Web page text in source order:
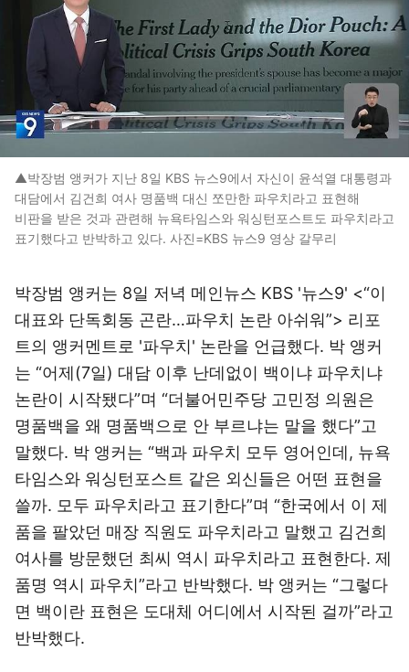
▲박장범 앵커가 지난 8일 KBS 뉴스9에서 자신이 윤석열 대통령과
대담에서 김건희 여사 명품백 대신 쪼만한 파우치라고 표현해
비판을 받은 것과 관련해 뉴욕타임스와 워싱턴포스트도 파우치라고
표기했다고 반박하고 있다. 사진=KBS 뉴스9 영상 갈무리
박장범 앵커는 8일 저녁 메인뉴스 KBS '뉴스9' <“이
대표와 단독회동 곤란…파우치 논란 아쉬워”> 리포
트의 앵커멘트로 '파우치' 논란을 언급했다. 박 앵커
는 “어제(7일) 대담 이후 난데없이 백이냐 파우치냐
논란이 시작됐다”며 “더불어민주당 고민정 의원은
명품백을 왜 명품백으로 안 부르냐는 말을 했다”고
말했다. 박 앵커는 “백과 파우치 모두 영어인데, 뉴욕
타임스와 워싱턴포스트 같은 외신들은 어떤 표현을
쓸까. 모두 파우치라고 표기한다”며 “한국에서 이 제
품을 팔았던 매장 직원도 파우치라고 말했고 김건희
여사를 방문했던 최씨 역시 파우치라고 표현한다. 제
품명 역시 파우치”라고 반박했다. 박 앵커는 “그렇다
면 백이란 표현은 도대체 어디에서 시작된 걸까”라고
반박했다.